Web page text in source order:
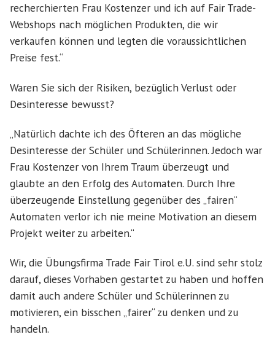
recherchierten Frau Kostenzer und ich auf Fair Trade-
Webshops nach möglichen Produkten, die wir
verkaufen können und legten die voraussichtlichen
Preise fest.“
Waren Sie sich der Risiken, bezüglich Verlust oder
Desinteresse bewusst?
„Natürlich dachte ich des Öfteren an das mögliche
Desinteresse der Schüler und Schülerinnen. Jedoch war
Frau Kostenzer von Ihrem Traum überzeugt und
glaubte an den Erfolg des Automaten. Durch Ihre
überzeugende Einstellung gegenüber des „fairen“
Automaten verlor ich nie meine Motivation an diesem
Projekt weiter zu arbeiten.“
Wir, die Übungsfirma Trade Fair Tirol e.U. sind sehr stolz
darauf, dieses Vorhaben gestartet zu haben und hoffen
damit auch andere Schüler und Schülerinnen zu
motivieren, ein bisschen „fairer“ zu denken und zu
handeln.